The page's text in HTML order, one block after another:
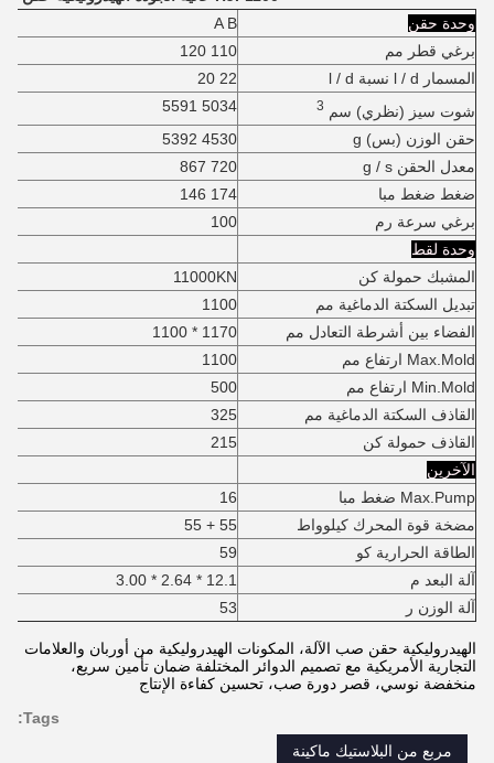
وحدة حقن
A B
برغي قطر مم
110 120
المسمار l / d نسبة l / d
22 20
شوت سيز (نظري) سم 3
5034 5591
حقن الوزن (بس) g
4530 5392
معدل الحقن g / s
720 867
ضغط ضغط مبا
174 146
برغي سرعة رم
100
وحدة لقط
المشبك حمولة كن
11000KN
تبديل السكتة الدماغية مم
1100
الفضاء بين أشرطة التعادل مم
1170 * 1100
Max.Mold ارتفاع مم
1100
Min.Mold ارتفاع مم
500
القاذف السكتة الدماغية مم
325
القاذف حمولة كن
215
الآخرين
Max.Pump ضغط مبا
16
مضخة قوة المحرك كيلوواط
55 + 55
الطاقة الحرارية كو
59
آلة البعد م
12.1 * 2.64 * 3.00
آلة الوزن ر
53
الهيدروليكية حقن صب الآلة، المكونات الهيدروليكية من أوربان والعلامات
التجارية الأمريكية مع تصميم الدوائر المختلفة ضمان تأمين سريع،
منخفضة نوسي، قصر دورة صب، تحسين كفاءة الإنتاج
Tags:
مربع من البلاستيك ماكينة